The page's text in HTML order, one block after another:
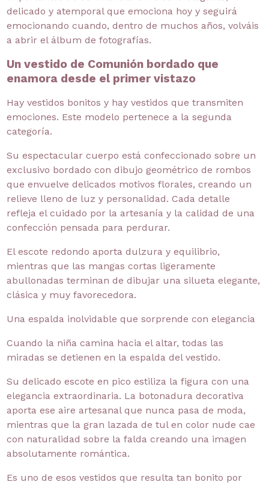
delicado y atemporal que emociona hoy y seguirá
emocionando cuando, dentro de muchos años, volváis
a abrir el álbum de fotografías.
Un vestido de Comunión bordado que
enamora desde el primer vistazo
Hay vestidos bonitos y hay vestidos que transmiten
emociones. Este modelo pertenece a la segunda
categoría.
Su espectacular cuerpo está confeccionado sobre un
exclusivo bordado con dibujo geométrico de rombos
que envuelve delicados motivos florales, creando un
relieve lleno de luz y personalidad. Cada detalle
refleja el cuidado por la artesanía y la calidad de una
confección pensada para perdurar.
El escote redondo aporta dulzura y equilibrio,
mientras que las mangas cortas ligeramente
abullonadas terminan de dibujar una silueta elegante,
clásica y muy favorecedora.
Una espalda inolvidable que sorprende con elegancia
Cuando la niña camina hacia el altar, todas las
miradas se detienen en la espalda del vestido.
Su delicado escote en pico estiliza la figura con una
elegancia extraordinaria. La botonadura decorativa
aporta ese aire artesanal que nunca pasa de moda,
mientras que la gran lazada de tul en color nude cae
con naturalidad sobre la falda creando una imagen
absolutamente romántica.
Es uno de esos vestidos que resulta tan bonito por